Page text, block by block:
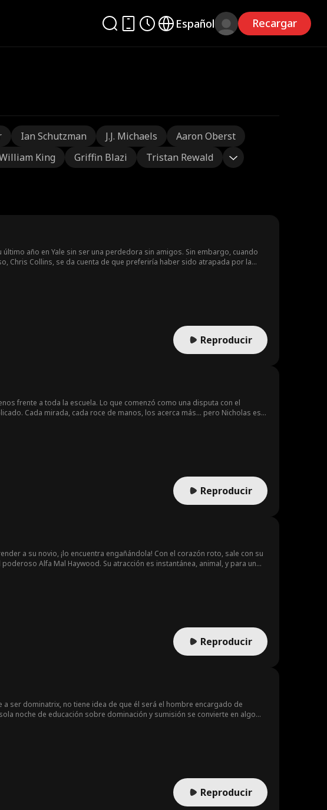
Español Recargar
Ian Schutzman J.J. Michaels
Aaron Oberst
King Griffin Blazi Tristan Rewald
año en Yale sin ser una perdedora sin amigos. Sin embargo, cuando
Chris Collins, se da cuenta de que preferiría haber sido atrapada por la
Reproducir
frente a toda la escuela. Lo que comenzó como una disputa con el
Cada mirada, cada roce de manos, los acerca más... pero Nicholas está
Reproducir
a su novio, ¡lo encuentra engañándola! Con el corazón roto, sale con su
Alfa Mal Haywood. Su atracción es instantánea, animal, y para un
Reproducir
ser dominatrix, no tiene idea de que él será el hombre encargado de
noche de educación sobre dominación y sumisión se convierte en algo
detener la carrera cinematográfica de Jayne, y Dom regresará a
la verdad y Jayne se pone en contacto con el hombre del que se ha
lo perdona, y pueden estar juntos abiertamente.
Reproducir